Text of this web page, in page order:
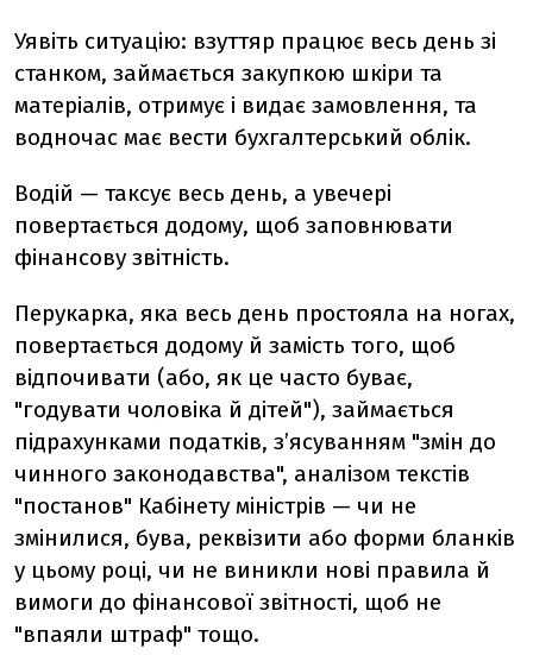
Уявіть ситуацію: взуттяр працює весь день зі
станком, займається закупкою шкіри та
матеріалів, отримує і видає замовлення, та
водночас має вести бухгалтерський облік.
Водій — таксує весь день, а увечері
повертається додому, щоб заповнювати
фінансову звітність.
Перукарка, яка весь день простояла на ногах,
повертається додому й замість того, щоб
відпочивати (або, як це часто буває,
"годувати чоловіка й дітей"), займається
підрахунками податків, з’ясуванням "змін до
чинного законодавства", аналізом текстів
"постанов" Кабінету міністрів — чи не
змінилися, бува, реквізити або форми бланків
у цьому році, чи не виникли нові правила й
вимоги до фінансової звітності, щоб не
"впаяли штраф" тощо.